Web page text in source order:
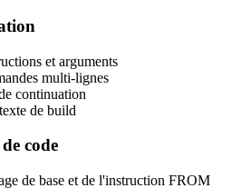
et arguments
multi-lignes
continuation
de build
code
de base et de l'instruction FROM